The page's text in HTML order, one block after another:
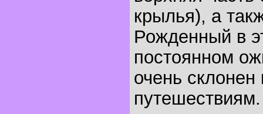
крылья), а
Рожденный в
постоянном
очень